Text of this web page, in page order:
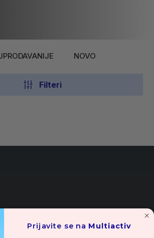
NOVO
Filteri
Prijavite se na Multiactiv